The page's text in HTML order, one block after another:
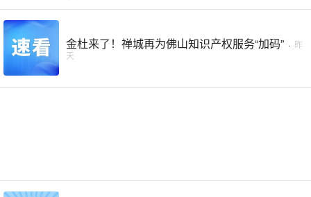
金杜来了！禅城再为佛山知识产权服务“加码” · 昨
天